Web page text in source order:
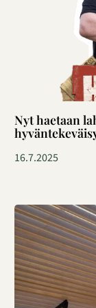
Nyt haetaan
16.7.2025